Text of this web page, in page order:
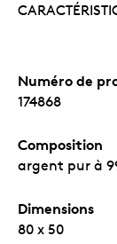
Numéro de
174868
Composition
argent pur à
Dimensions
80 x 50